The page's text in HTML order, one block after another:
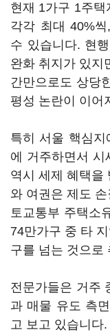
현재 1가구 1주
각각 최대 40%
수 있습니다. 현
완화 취지가 있지
간만으로도 상당
평성 논란이 이어
특히 서울 핵심
에 거주하면서 시
역시 세제 혜택을
와 여권은 제도
토교통부 주택소
74만가구 중 타
구를 넘는 것으로
전문가들은 거주
과 매물 유도 측
고 보고 있습니다.